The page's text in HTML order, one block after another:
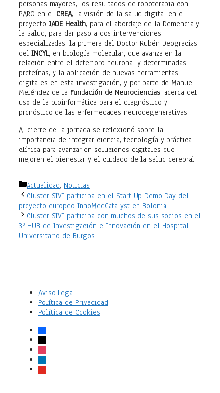
personas mayores, los resultados de roboterapia con
PARO en el CREA, la visión de la salud digital en el
proyecto JADE Health, para el abordaje de la Demencia y
la Salud, para dar paso a dos intervenciones
especializadas, la primera del Doctor Rubén Deogracias
del INCYL, en biología molecular, que avanza en la
relación entre el deterioro neuronal y determinadas
proteínas, y la aplicación de nuevas herramientas
digitales en esta investigación, y por parte de Manuel
Meléndez de la Fundación de Neurociencias, acerca del
uso de la bioinformática para el diagnóstico y
pronóstico de las enfermedades neurodegenerativas.
Al cierre de la jornada se reflexionó sobre la
importancia de integrar ciencia, tecnología y práctica
clínica para avanzar en soluciones digitales que
mejoren el bienestar y el cuidado de la salud cerebral.
Categorías
Actualidad, Noticias
Cluster SIVI participa en el Start Up Demo Day del
proyecto europeo InnoMedCatalyst en Bolonia
Cluster SIVI participa con muchos de sus socios en el
3º HUB de Investigación e Innovación en el Hospital
Universitario de Burgos
Aviso Legal
Política de Privacidad
Política de Cookies
facebook
x
instagram
linkedin
youtube